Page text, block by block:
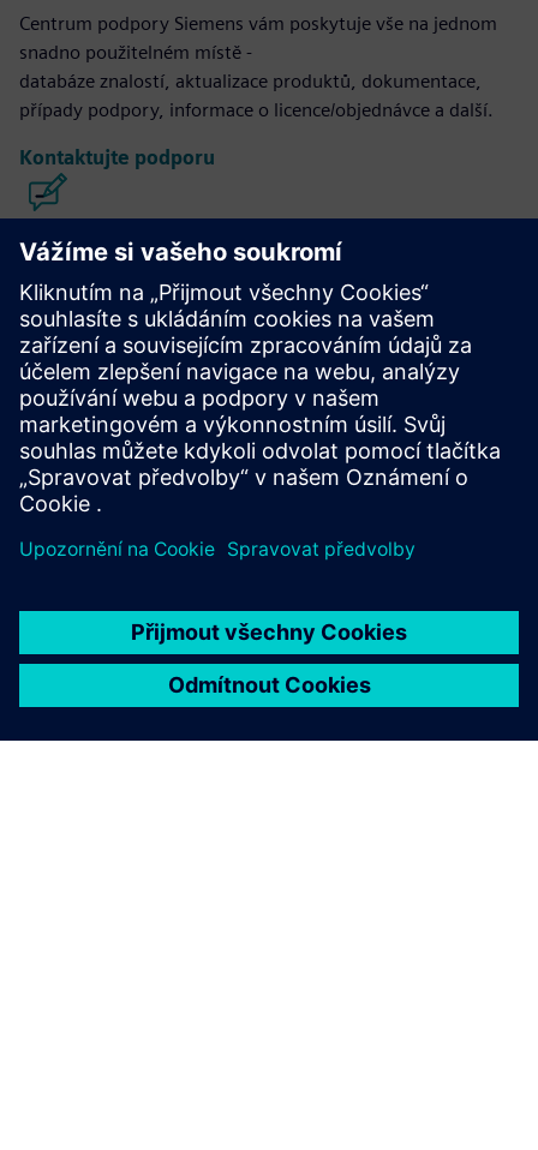
Centrum podpory Siemens vám poskytuje vše na jednom
snadno použitelném místě -
databáze znalostí, aktualizace produktů, dokumentace,
případy podpory, informace o licence/objednávce a další.
Kontaktujte podporu
Konstrukce a výroba integrovaných
obvodů Calibre
Sada nástrojů Calibre poskytuje přesné, efektivní a
komplexní ověřování a optimalizaci integrovaných obvodů
napříč všemi uzly procesů a styly návrhu a zároveň
minimalizuje využití zdrojů a plány páskování.
Učte se od odborníků